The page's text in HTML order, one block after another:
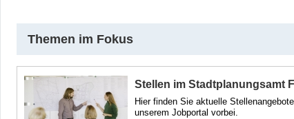
Themen im Fokus
Stellen im Stadtplanungsamt
Hier finden Sie aktuelle
unserem Jobportal vorbei.